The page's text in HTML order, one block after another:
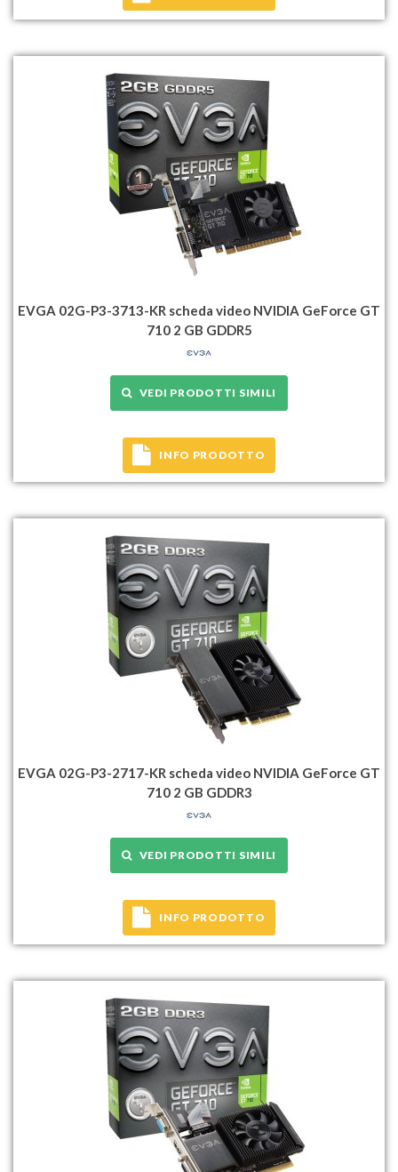
EVGA 02G-P3-3713-KR scheda video NVIDIA GeForce GT
710 2 GB GDDR5
VEDI PRODOTTI SIMILI
INFO PRODOTTO
EVGA 02G-P3-2717-KR scheda video NVIDIA GeForce GT
710 2 GB GDDR3
VEDI PRODOTTI SIMILI
INFO PRODOTTO